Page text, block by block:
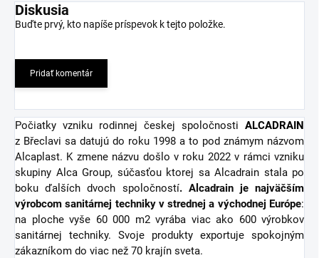
Diskusia
Buďte prvý, kto napíše príspevok k tejto položke.
Pridať komentár
Počiatky vzniku rodinnej českej spoločnosti ALCADRAIN
z Břeclavi sa datujú do roku 1998 a to pod známym názvom
Alcaplast. K zmene názvu došlo v roku 2022 v rámci vzniku
skupiny Alca Group, súčasťou ktorej sa Alcadrain stala po
boku ďalších dvoch spoločností. Alcadrain je najväčším
výrobcom sanitárnej techniky v strednej a východnej Európe:
na ploche vyše 60 000 m2 vyrába viac ako 600 výrobkov
sanitárnej techniky. Svoje produkty exportuje spokojným
zákazníkom do viac než 70 krajín sveta.